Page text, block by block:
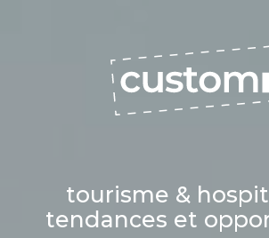
tourisme &
tendances et